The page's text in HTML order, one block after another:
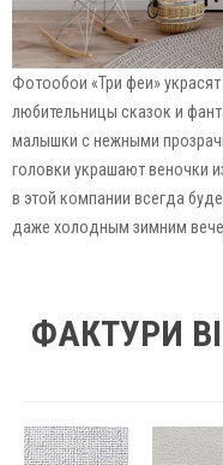
Фотообои «Три феи»
любительницы сказок и
малышки с нежными
головки украшают веночки
в этой компании всегда
даже холодным зимним
ФАКТУРИ